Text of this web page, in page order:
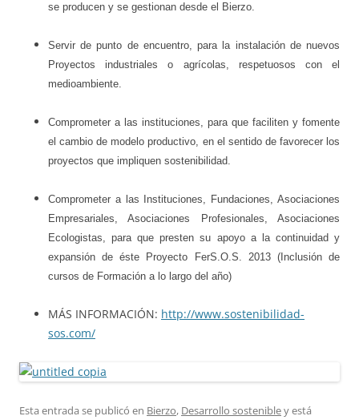
se producen y se gestionan desde el Bierzo.
Servir de punto de encuentro, para la instalación de nuevos
Proyectos industriales o agrícolas, respetuosos con el
medioambiente.
Comprometer a las instituciones, para que faciliten y fomente
el cambio de modelo productivo, en el sentido de favorecer los
proyectos que impliquen sostenibilidad.
Comprometer a las Instituciones, Fundaciones, Asociaciones
Empresariales, Asociaciones Profesionales, Asociaciones
Ecologistas, para que presten su apoyo a la continuidad y
expansión de éste Proyecto FerS.O.S. 2013 (Inclusión de
cursos de Formación a lo largo del año)
MÁS INFORMACIÓN: http://www.sostenibilidad-
sos.com/
Esta entrada se publicó en Bierzo, Desarrollo sostenibley está